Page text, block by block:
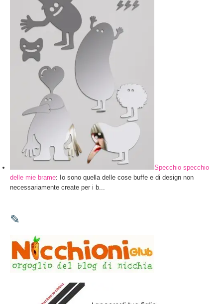
Specchio specchio
delle mie brame: Io sono quella delle cose buffe e di design non
necessariamente create per i b...
✎